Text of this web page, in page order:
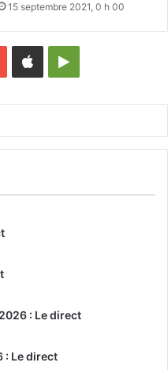
15 septembre 2021, 0 h 00
AppleGoogle
: Le direct
: Le direct